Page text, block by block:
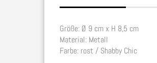
Größe: Ø 9 cm x H 8,5 cm
Material: Metall
Farbe: rost / Shabby Chic